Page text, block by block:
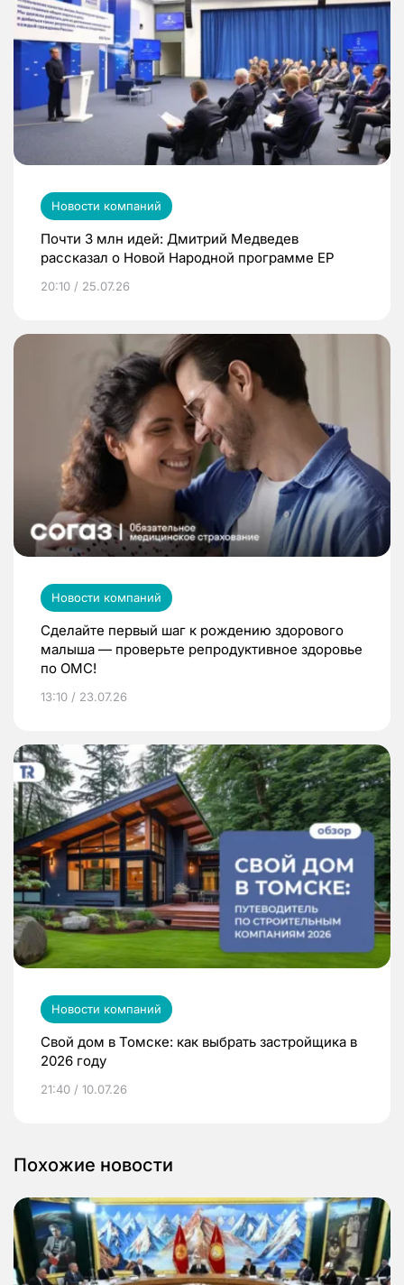
Новости компаний
Почти 3 млн идей: Дмитрий Медведев
рассказал о Новой Народной программе ЕР
20:10 / 25.07.26
Новости компаний
Сделайте первый шаг к рождению здорового
малыша — проверьте репродуктивное здоровье
по ОМС!
13:10 / 23.07.26
Новости компаний
Свой дом в Томске: как выбрать застройщика в
2026 году
21:40 / 10.07.26
Похожие новости